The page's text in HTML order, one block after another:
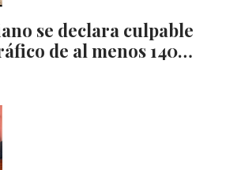
se declara culpable
de al menos 140…